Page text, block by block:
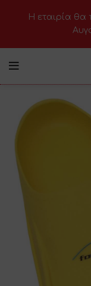
H εταιρία θα